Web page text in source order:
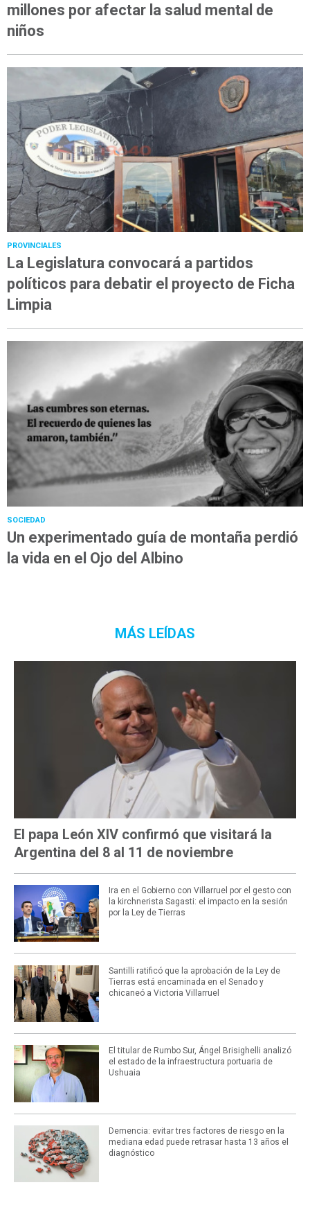
millones por afectar la salud mental de
niños
PROVINCIALES
La Legislatura convocará a partidos
políticos para debatir el proyecto de Ficha
Limpia
SOCIEDAD
Un experimentado guía de montaña perdió
la vida en el Ojo del Albino
MÁS LEÍDAS
El papa León XIV confirmó que visitará la
Argentina del 8 al 11 de noviembre
Ira en el Gobierno con Villarruel por el gesto con
la kirchnerista Sagasti: el impacto en la sesión
por la Ley de Tierras
Santilli ratificó que la aprobación de la Ley de
Tierras está encaminada en el Senado y
chicaneó a Victoria Villarruel
El titular de Rumbo Sur, Ángel Brisighelli analizó
el estado de la infraestructura portuaria de
Ushuaia
Demencia: evitar tres factores de riesgo en la
mediana edad puede retrasar hasta 13 años el
diagnóstico